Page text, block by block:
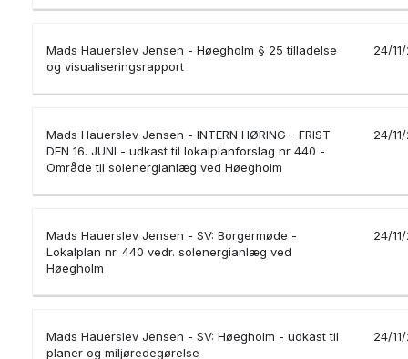
Mads Hauerslev Jensen - Høegholm § 25 tilladelse
og visualiseringsrapport
24/
Mads Hauerslev Jensen - INTERN HØRING - FRIST
DEN 16. JUNI - udkast til lokalplanforslag nr 440 -
Område til solenergianlæg ved Høegholm
24/
Mads Hauerslev Jensen - SV: Borgermøde -
Lokalplan nr. 440 vedr. solenergianlæg ved
Høegholm
24/
Mads Hauerslev Jensen - SV: Høegholm - udkast til
planer og miljøredegørelse
24/